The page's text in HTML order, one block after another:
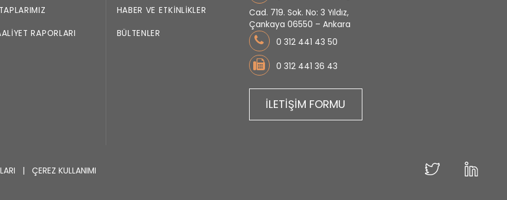
RAPORLARI
HABER VE ETKINLIKLER
BÜLTENLER
Cad. 719. Sok. No: 3 Yıldız,
Çankaya 06550 – Ankara
0 312 441 43 50
0 312 441 36 43
İLETİŞİM FORMU
|ÇEREZ KULLANIMI